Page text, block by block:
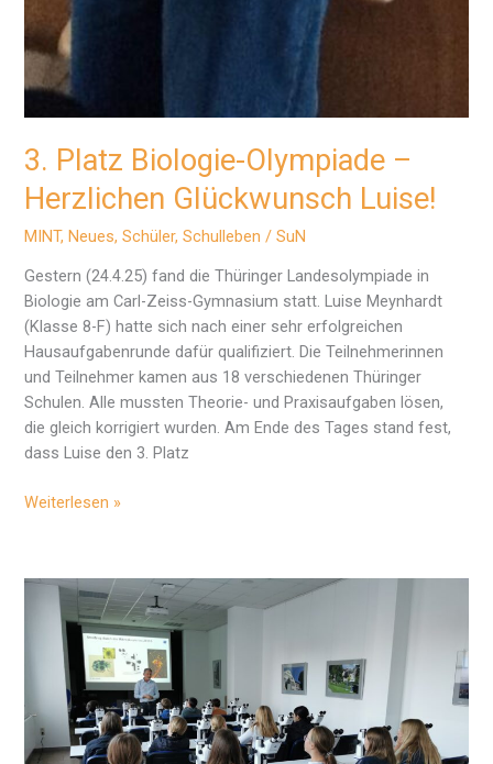
3. Platz Biologie-Olympiade –
Herzlichen Glückwunsch Luise!
MINT,Neues,Schüler,Schulleben /SuN
Gestern (24.4.25) fand die Thüringer Landesolympiade in
Biologie am Carl-Zeiss-Gymnasium statt. Luise Meynhardt
(Klasse 8-F) hatte sich nach einer sehr erfolgreichen
Hausaufgabenrunde dafür qualifiziert. Die Teilnehmerinnen
und Teilnehmer kamen aus 18 verschiedenen Thüringer
Schulen. Alle mussten Theorie- und Praxisaufgaben lösen,
die gleich korrigiert wurden. Am Ende des Tages stand fest,
dass Luise den 3. Platz
3.
Olympiade
Herzlichen
Glückwunsch
Luise!
Weiterlesen »